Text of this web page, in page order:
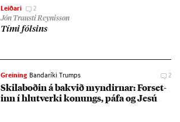
Leiðari 2
Jón Trausti Reynisson
Tími fóls­ins
Greining Bandaríki Trumps 2
Skila­boð­in á bakvið mynd­irn­ar: For­set­
inn í hlut­verki kon­ungs, páfa og Jesú